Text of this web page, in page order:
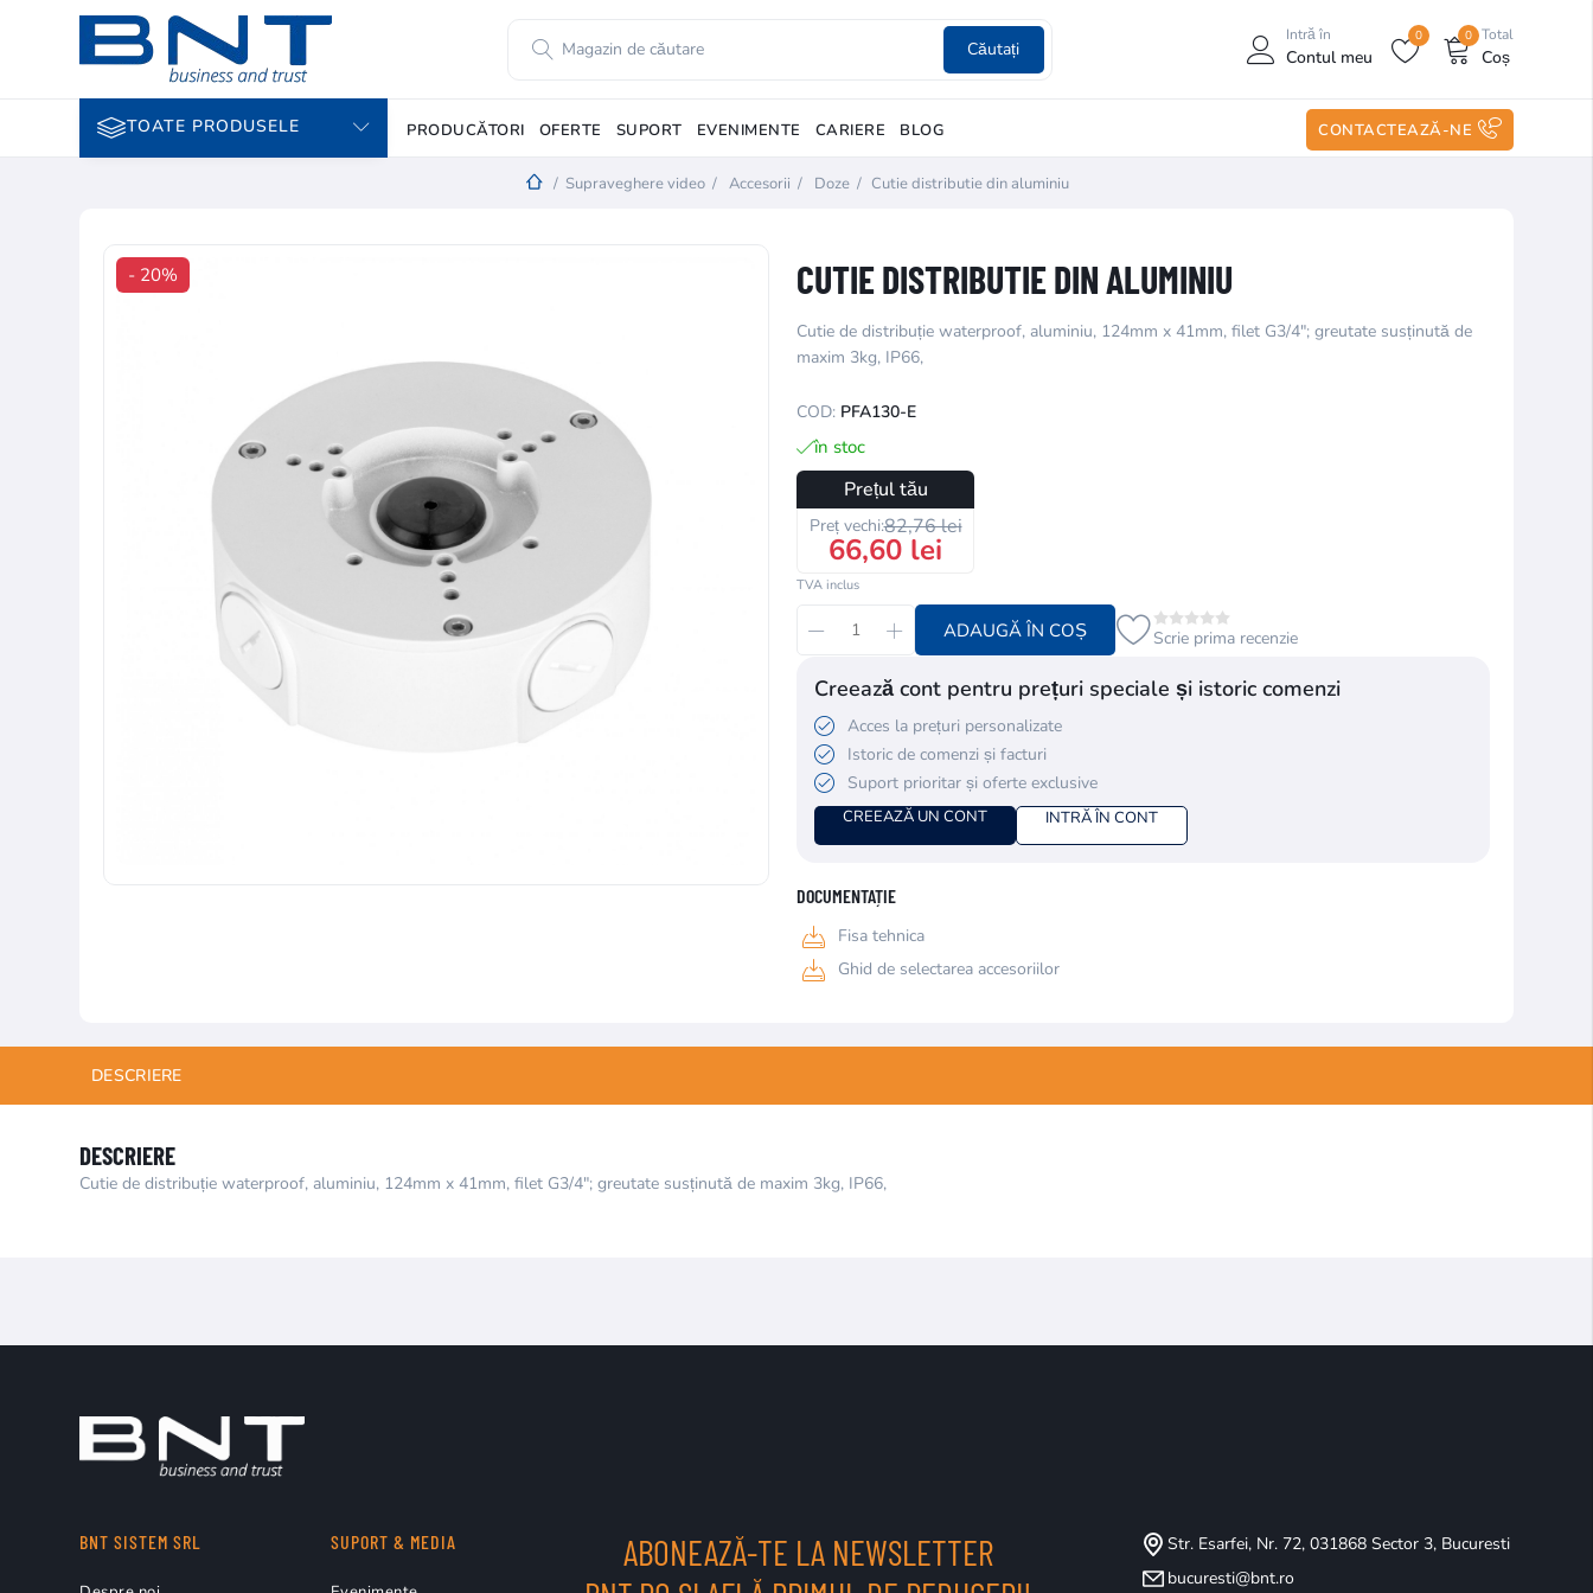
Căutați
Intră în
Contul meu
0 Total
Coș
0
TOATE PRODUSELE PRODUCĂTORI OFERTE SUPORT EVENIMENTE CARIERE BLOG CONTACTEAZĂ-NE
/ Supraveghere video / Accesorii / Doze / Cutie distributie din aluminiu
- 20% CUTIE DISTRIBUTIE DIN ALUMINIU
Cutie de distribuție waterproof, aluminiu, 124mm x 41mm, filet G3/4"; greutate susținută de
maxim 3kg, IP66,
COD: PFA130-E
în stoc
Prețul tău
Preț vechi:82,76 lei
66,60 lei
TVA inclus
ADAUGĂ ÎN COȘ Scrie prima recenzie
Creează cont pentru prețuri speciale și istoric comenzi
Acces la prețuri personalizate
Istoric de comenzi și facturi
Suport prioritar și oferte exclusive
CREEAZĂ UN CONT INTRĂ ÎN CONT
DOCUMENTAȚIE
Fisa tehnica
Ghid de selectarea accesoriilor
DESCRIERE
DESCRIERE
Cutie de distribuție waterproof, aluminiu, 124mm x 41mm, filet G3/4"; greutate susținută de maxim 3kg, IP66,
BNT SISTEM SRL SUPORT & MEDIA
ABONEAZĂ-TE LA NEWSLETTER
Str. Esarfei, Nr. 72, 031868 Sector 3, Bucuresti
bucuresti@bnt.ro